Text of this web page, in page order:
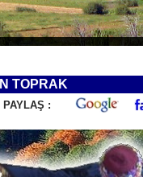
TOPRAK
PAYLAŞ :